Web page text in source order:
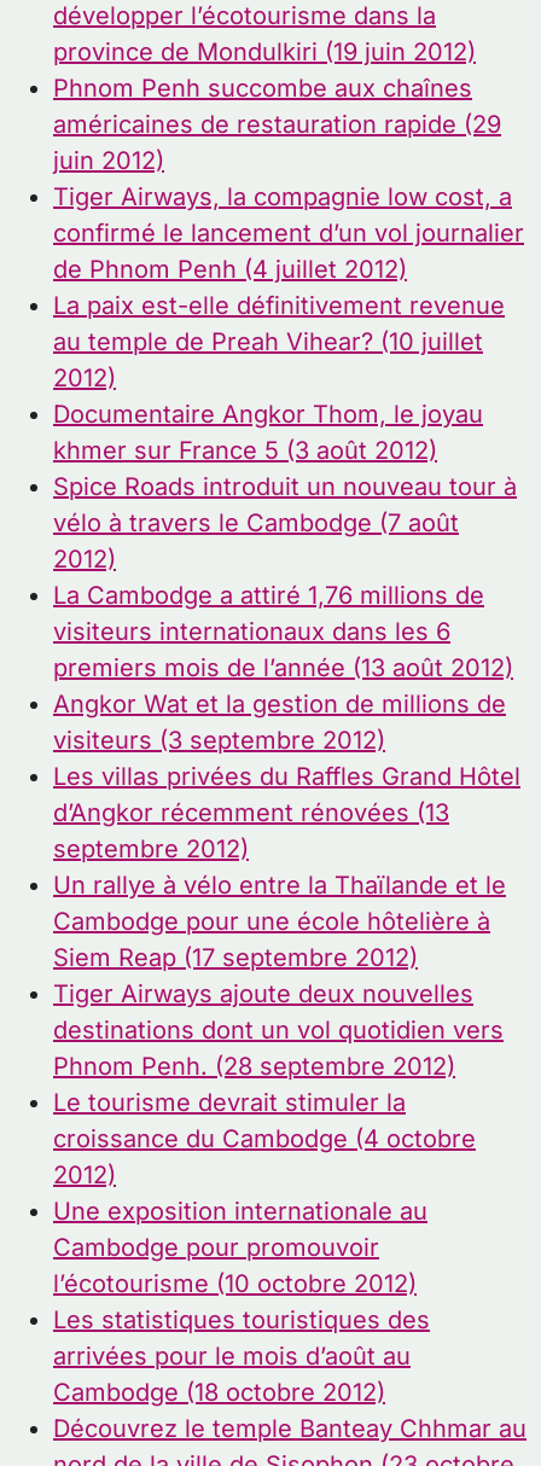
développer l’écotourisme dans la
province de Mondulkiri (19 juin 2012)
Phnom Penh succombe aux chaînes
américaines de restauration rapide (29
juin 2012)
Tiger Airways, la compagnie low cost, a
confirmé le lancement d’un vol journalier
de Phnom Penh (4 juillet 2012)
La paix est-elle définitivement revenue
au temple de Preah Vihear? (10 juillet
2012)
Documentaire Angkor Thom, le joyau
khmer sur France 5 (3 août 2012)
Spice Roads introduit un nouveau tour à
vélo à travers le Cambodge (7 août
2012)
La Cambodge a attiré 1,76 millions de
visiteurs internationaux dans les 6
premiers mois de l’année (13 août 2012)
Angkor Wat et la gestion de millions de
visiteurs (3 septembre 2012)
Les villas privées du Raffles Grand Hôtel
d’Angkor récemment rénovées (13
septembre 2012)
Un rallye à vélo entre la Thaïlande et le
Cambodge pour une école hôtelière à
Siem Reap (17 septembre 2012)
Tiger Airways ajoute deux nouvelles
destinations dont un vol quotidien vers
Phnom Penh. (28 septembre 2012)
Le tourisme devrait stimuler la
croissance du Cambodge (4 octobre
2012)
Une exposition internationale au
Cambodge pour promouvoir
l’écotourisme (10 octobre 2012)
Les statistiques touristiques des
arrivées pour le mois d’août au
Cambodge (18 octobre 2012)
Découvrez le temple Banteay Chhmar au